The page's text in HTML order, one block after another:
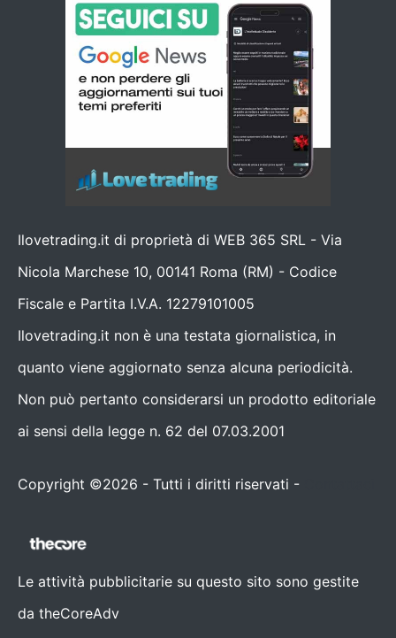
Ilovetrading.it di proprietà di WEB 365 SRL - Via
Nicola Marchese 10, 00141 Roma (RM) - Codice
Fiscale e Partita I.V.A. 12279101005
Ilovetrading.it non è una testata giornalistica, in
quanto viene aggiornato senza alcuna periodicità.
Non può pertanto considerarsi un prodotto editoriale
ai sensi della legge n. 62 del 07.03.2001
Copyright ©2026 - Tutti i diritti riservati -
Le attività pubblicitarie su questo sito sono gestite
da theCoreAdv